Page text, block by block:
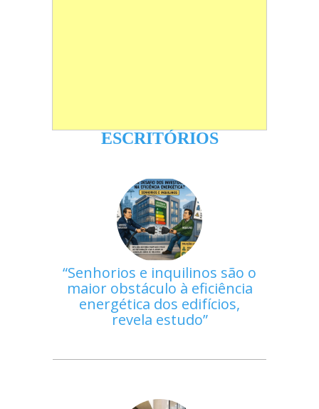
ESCRITÓRIOS
Senhorios e inquilinos são o
maior obstáculo à eficiência
energética dos edifícios,
revela estudo